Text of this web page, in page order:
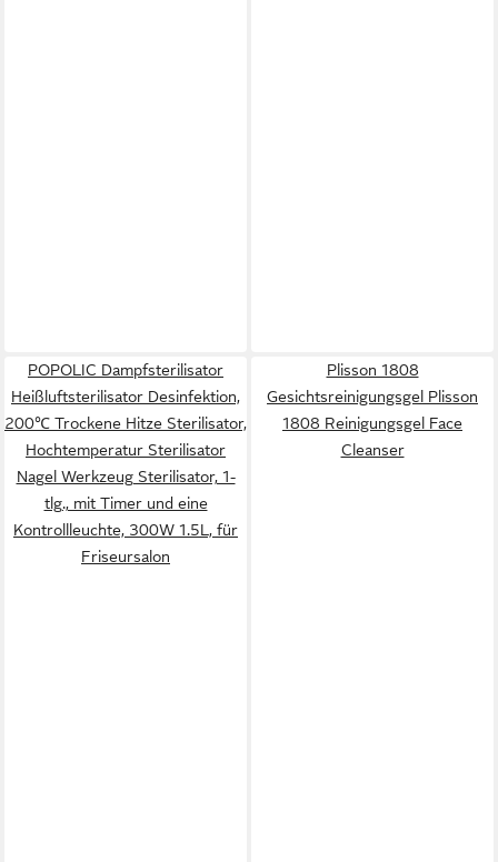
POPOLIC Dampfsterilisator
Heißluftsterilisator Desinfektion,
200℃ Trockene Hitze Sterilisator,
Hochtemperatur Sterilisator
Nagel Werkzeug Sterilisator, 1-
tlg., mit Timer und eine
Kontrollleuchte, 300W 1.5L, für
Friseursalon
Plisson 1808
Gesichtsreinigungsgel Plisson
1808 Reinigungsgel Face
Cleanser